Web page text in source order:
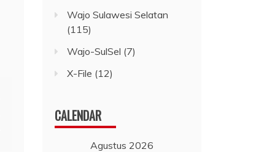
Wajo Sulawesi Selatan
(115)
Wajo-SulSel (7)
X-File (12)
CALENDAR
Agustus 2026